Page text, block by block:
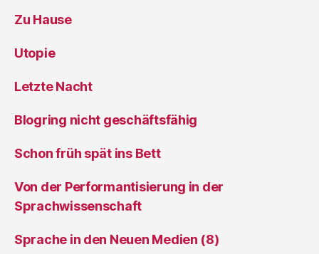
Zu Hause
Utopie
Letzte Nacht
Blogring nicht geschäftsfähig
Schon früh spät ins Bett
Von der Performantisierung in der
Sprachwissenschaft
Sprache in den Neuen Medien (8)